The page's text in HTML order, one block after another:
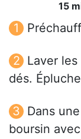
15
Laver
dés.
Dans
boursin